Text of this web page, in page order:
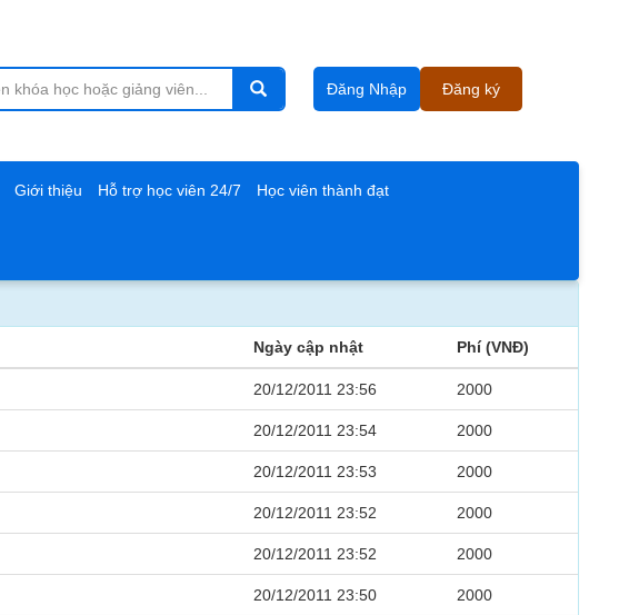
Đăng Nhập Đăng ký
Giới thiệu Hỗ trợ học viên 24/7 Học viên thành đạt
Ngày cập nhật Phí (VNĐ)
20/12/2011 23:56 2000
20/12/2011 23:54 2000
20/12/2011 23:53 2000
20/12/2011 23:52 2000
20/12/2011 23:52 2000
20/12/2011 23:50 2000